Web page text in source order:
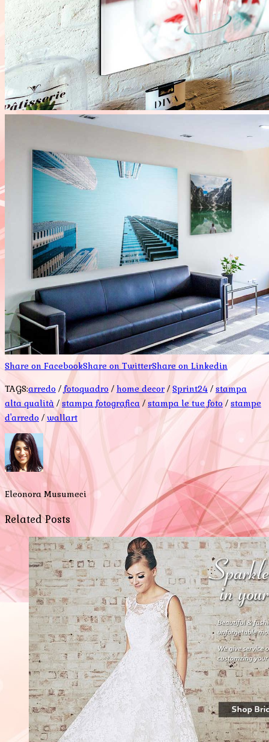
Share on FacebookShare on TwitterShare on Linkedin
TAGS:arredo / fotoquadro / home decor/ Sprint24 / stampa
alta qualità /stampa fotografica / stampa le tue foto / stampe
d'arredo / wallart
Eleonora Musumeci
Related Posts